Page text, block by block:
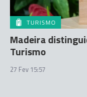
TURISMO
Madeira
Turismo
27 Fev 15:57